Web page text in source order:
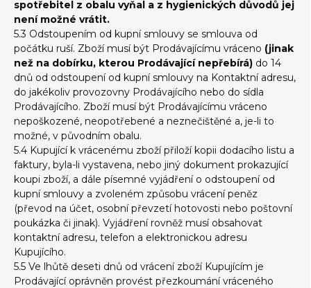
spotřebitel z obalu vyňal a z hygienických důvodů jej
není možné vrátit.
5.3 Odstoupením od kupní smlouvy se smlouva od
počátku ruší. Zboží musí být Prodávajícímu vráceno (jinak
než na dobírku, kterou Prodávající nepřebírá) do 14
dnů od odstoupení od kupní smlouvy na Kontaktní adresu,
do jakékoliv provozovny Prodávajícího nebo do sídla
Prodávajícího. Zboží musí být Prodávajícímu vráceno
nepoškozené, neopotřebené a neznečištěné a, je-li to
možné, v původním obalu.
5.4 Kupující k vrácenému zboží přiloží kopii dodacího listu a
faktury, byla-li vystavena, nebo jiný dokument prokazující
koupi zboží, a dále písemné vyjádření o odstoupení od
kupní smlouvy a zvoleném způsobu vrácení peněz
(převod na účet, osobní převzetí hotovosti nebo poštovní
poukázka či jinak). Vyjádření rovněž musí obsahovat
kontaktní adresu, telefon a elektronickou adresu
Kupujícího.
5.5 Ve lhůtě deseti dnů od vrácení zboží Kupujícím je
Prodávající oprávněn provést přezkoumání vráceného